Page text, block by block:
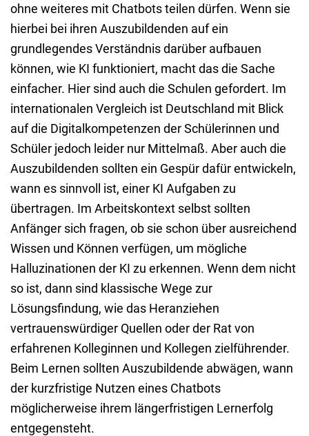
ohne weiteres mit Chatbots teilen dürfen. Wenn sie
hierbei bei ihren Auszubildenden auf ein
grundlegendes Verständnis darüber aufbauen
können, wie KI funktioniert, macht das die Sache
einfacher. Hier sind auch die Schulen gefordert. Im
internationalen Vergleich ist Deutschland mit Blick
auf die Digitalkompetenzen der Schülerinnen und
Schüler jedoch leider nur Mittelmaß. Aber auch die
Auszubildenden sollten ein Gespür dafür entwickeln,
wann es sinnvoll ist, einer KI Aufgaben zu
übertragen. Im Arbeitskontext selbst sollten
Anfänger sich fragen, ob sie schon über ausreichend
Wissen und Können verfügen, um mögliche
Halluzinationen der KI zu erkennen. Wenn dem nicht
so ist, dann sind klassische Wege zur
Lösungsfindung, wie das Heranziehen
vertrauenswürdiger Quellen oder der Rat von
erfahrenen Kolleginnen und Kollegen zielführender.
Beim Lernen sollten Auszubildende abwägen, wann
der kurzfristige Nutzen eines Chatbots
möglicherweise ihrem längerfristigen Lernerfolg
entgegensteht.